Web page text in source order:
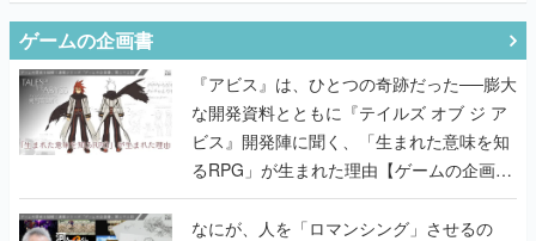
ゲームの企画書
『アビス』は、ひとつの奇跡だった──膨大
な開発資料とともに『テイルズ オブ ジ ア
ビス』開発陣に聞く、「生まれた意味を知
るRPG」が生まれた理由【ゲームの企画
書】
なにが、人を「ロマンシング」させるの